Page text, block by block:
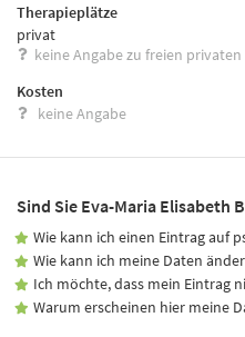
Therapieplätze
privat
keine Angabe zu freien
Kosten
keine Angabe
Sind Sie Eva-Maria Elisabeth
Wie kann ich einen Eintrag auf
Wie kann ich meine Daten
Ich möchte, dass mein Eintrag
Warum erscheinen hier meine